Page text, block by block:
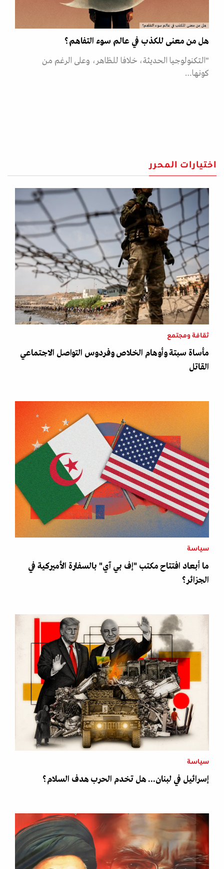
هل من معنى للكذب في عالم سوء التفاهم؟
هل من معنى للكذب في عالم سوء التفاهم؟
"التكنولوجيا الحديثة، خلافا للظاهر، وعلى الرغم من
كونها…
اختيارات المحرر
ثقافة ومجتمع
مأساة سبتة وأوهام الخلاص وفردوس التواصل الاجتماعي
القاتل
سياسة
ما أبعاد افتتاح مكتب "إف بي آي" بالسفارة الأميركية في
الجزائر؟
سياسة
إسرائيل في لبنان... هل تخدم الحرب هدف السلام؟